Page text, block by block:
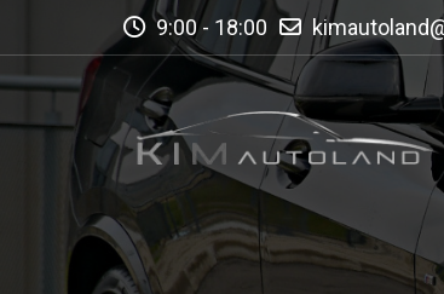
9:00 - 18:00